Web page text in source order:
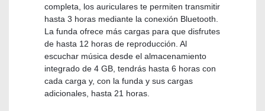
completa, los auriculares te permiten transmitir
hasta 3 horas mediante la conexión Bluetooth.
La funda ofrece más cargas para que disfrutes
de hasta 12 horas de reproducción. Al
escuchar música desde el almacenamiento
integrado de 4 GB, tendrás hasta 6 horas con
cada carga y, con la funda y sus cargas
adicionales, hasta 21 horas.